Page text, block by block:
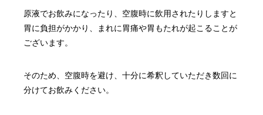
原液でお飲みになったり、空腹時に飲用されたりしますと
胃に負担がかかり、まれに胃痛や胃もたれが起こることが
ございます。
そのため、空腹時を避け、十分に希釈していただき数回に
分けてお飲みください。